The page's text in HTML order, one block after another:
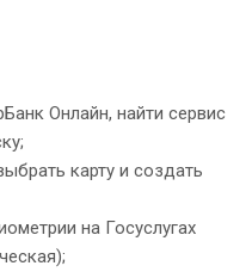
Онлайн, найти сервис
карту и создать
на Госуслугах